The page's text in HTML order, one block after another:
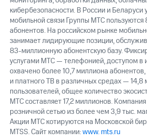
именных
облигаций
Другое
Регистратор
Реквизиты
Контакты
развитие
деловая этика
На главную
кибербезопасности. В России и Беларуси
мобильной связи Группы МТС
абонентов. На российском рынке
занимает лидирующие позиции,
83-миллионную абонентскую базу.
услугами МТС — телефонией, доступом в
охвачено более 10,7 миллиона
и платного ТВ в различных средах — 14,8
пользователей, общее количество
МТС составляет 17,2 миллионов.
розничной сетью из более чем 3,9 тыс.
Акции МТС котируются на Московской
MTSS. Сайт компании:www. mts.ru